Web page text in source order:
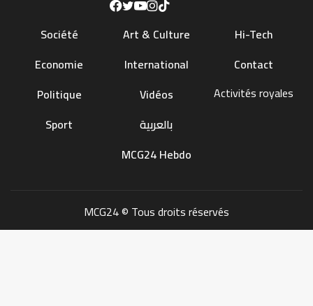
Société
Economie
Politique
Sport
Art & Culture
International
Vidéos
بالعربية
MCG24 Hebdo
Hi-Tech
Contact
Activités royales
MCG24 © Tous droits réservés